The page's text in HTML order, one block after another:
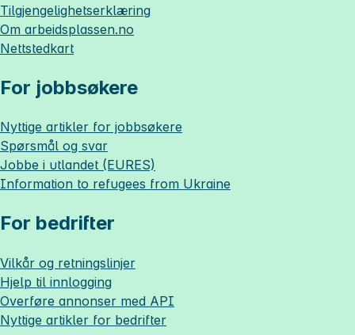
Tilgjengelighetserklæring
Om arbeidsplassen.no
Nettstedkart
For jobbsøkere
Nyttige artikler for jobbsøkere
Spørsmål og svar
Jobbe i utlandet (EURES)
Information to refugees from Ukraine
For bedrifter
Vilkår og retningslinjer
Hjelp til innlogging
Overføre annonser med API
Nyttige artikler for bedrifter